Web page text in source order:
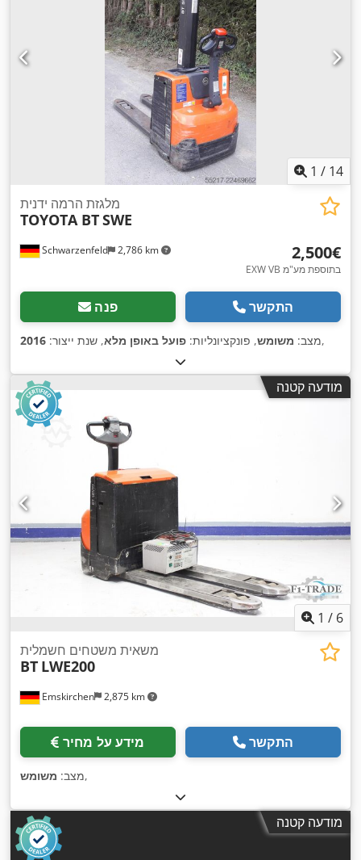
1 / 14
Schwarzenfeld 2,786 km
מלגזת הרמה ידנית
TOYOTA BTSWE
‏2,500 ‏€
EXW VB בתוספת מע"מ
פנה התקשר
מצב: משומש, פונקציונליות: פועל באופן מלא, שנת ייצור: 2016 ,
מודעה קטנה
1 / 6
Emskirchen 2,875 km
משאית משטחים חשמלית
BT LWE200
מידע על מחיר התקשר
מצב: משומש ,
מודעה קטנה